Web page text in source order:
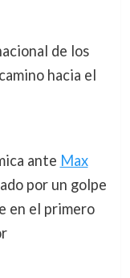
de los
hacia el
ante Max
por un golpe
en el primero